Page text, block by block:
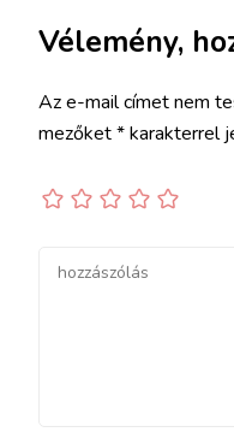
Vélemény,
Az e-mail címet nem
mezőket*karakterrel